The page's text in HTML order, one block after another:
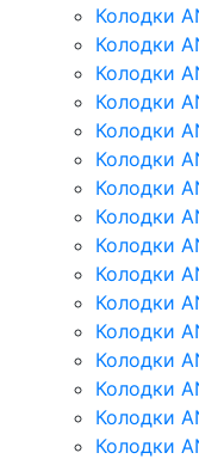
Колодки
Колодки
Колодки
Колодки
Колодки
Колодки
Колодки
Колодки
Колодки
Колодки
Колодки
Колодки
Колодки
Колодки
Колодки
Колодки